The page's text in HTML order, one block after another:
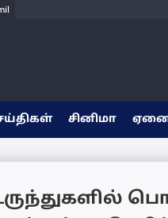
சினிமா